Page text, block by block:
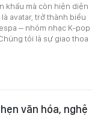
khấu mà còn hiện diện
avatar, trở thành biểu
– nhóm nhạc K-pop
tôi là sự giao thoa
văn hóa, nghệ